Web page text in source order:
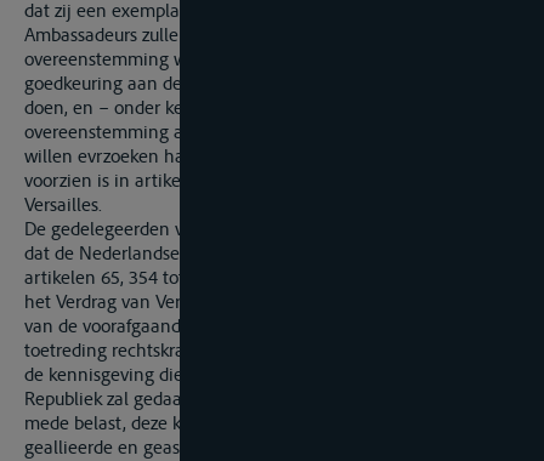
dat zij een exemplaar van dit Protocol aan de Conferentie der
Ambassadeurs zullen doen toekomen, met het verzoek deze
overeenstemming wel te willen goedkeuren, van die
goedkeuring aan de Nederlandse Regering mededeling te
doen, en – onder kennisgeving van de bepalingen dezer
overeenstemming aan Duitsland – de Duitse Regering te
willen evrzoeken haar toestemming er aan te geven, zoals dat
voorzien is in artikel 354, laatste lid, van het Verdrag van
Versailles.
De gedelegeerden van Nederland hebben te kennen gegeven
dat de Nederlandse Regering zo spoedig mogelijk tot de
artikelen 65, 354 tot en met 356 en 358 tot en met 362 van
het Verdrag van Versailles zal toetreden, met inachtneming
van de voorafgaande punten. Men is oevreengekomen dat die
toetreding rechtskracht zal verkrijgen op de dag, volgende op
de kennisgeving die daarvan aan de Regering der Franse
Republiek zal gedaan worden, terwijl die Regering zich er
mede belast, deze kennisgeving mede te delen aan de andere
geallieerde en geassocieerde Mogendheden.